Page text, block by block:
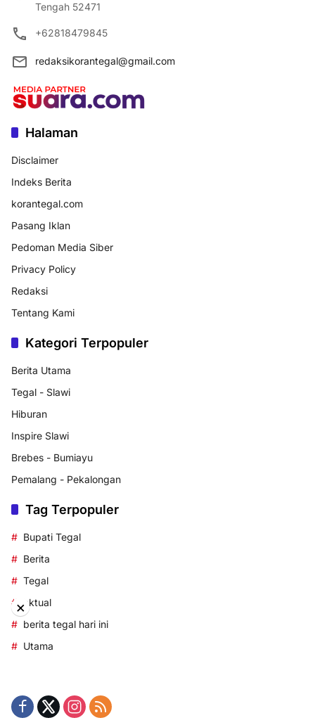
Tengah 52471
+62818479845
redaksikorantegal@gmail.com
Halaman
Disclaimer
Indeks Berita
korantegal.com
Pasang Iklan
Pedoman Media Siber
Privacy Policy
Redaksi
Tentang Kami
Kategori Terpopuler
Berita Utama
Tegal - Slawi
Hiburan
Inspire Slawi
Brebes - Bumiayu
Pemalang - Pekalongan
Tag Terpopuler
Bupati Tegal
Berita
Tegal
aktual
berita tegal hari ini
Utama
×